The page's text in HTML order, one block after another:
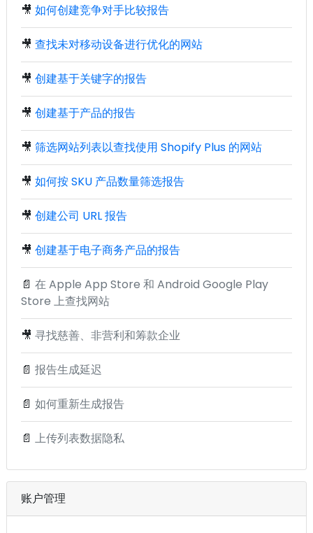
🎥 如何创建竞争对手比较报告
🎥 查找未对移动设备进行优化的网站
🎥 创建基于关键字的报告
🎥 创建基于产品的报告
🎥 筛选网站列表以查找使用 Shopify Plus 的网站
🎥 如何按 SKU 产品数量筛选报告
🎥 创建公司 URL 报告
🎥 创建基于电子商务产品的报告
📄 在 Apple App Store 和 Android Google Play
Store 上查找网站
🎥 寻找慈善、非营利和筹款企业
📄 报告生成延迟
📄 如何重新生成报告
📄 上传列表数据隐私
账户管理